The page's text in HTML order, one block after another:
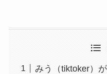
みう（tiktoker）